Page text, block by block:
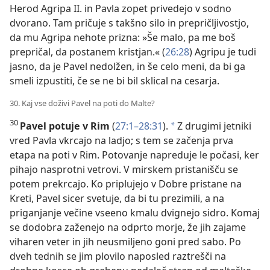
Herod Agripa II. in Pavla zopet privedejo v sodno
dvorano. Tam pričuje s takšno silo in prepričljivostjo,
da mu Agripa nehote prizna: »Še malo, pa me boš
prepričal, da postanem kristjan.« (26:28) Agripu je tudi
jasno, da je Pavel nedolžen, in še celo meni, da bi ga
smeli izpustiti, če se ne bi bil sklical na cesarja.
30. Kaj vse doživi Pavel na poti do Malte?
30 Pavel potuje v Rim (27:1–28:31). *Z drugimi jetniki
vred Pavla vkrcajo na ladjo; s tem se začenja prva
etapa na poti v Rim. Potovanje napreduje le počasi, ker
pihajo nasprotni vetrovi. V mirskem pristanišču se
potem prekrcajo. Ko priplujejo v Dobre pristane na
Kreti, Pavel sicer svetuje, da bi tu prezimili, a na
priganjanje večine vseeno kmalu dvignejo sidro. Komaj
se dodobra zaženejo na odprto morje, že jih zajame
viharen veter in jih neusmiljeno goni pred sabo. Po
dveh tednih se jim plovilo naposled raztrešči na